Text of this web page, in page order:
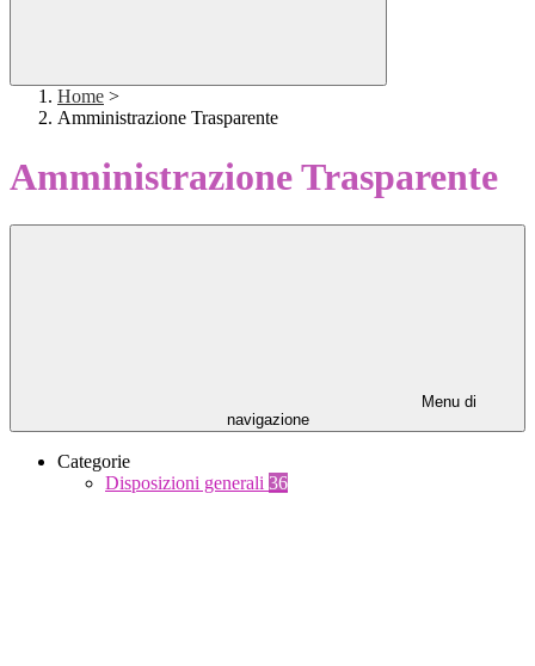
Home >
Amministrazione Trasparente
Amministrazione Trasparente
Menu di
navigazione
Categorie
Disposizioni generali 36